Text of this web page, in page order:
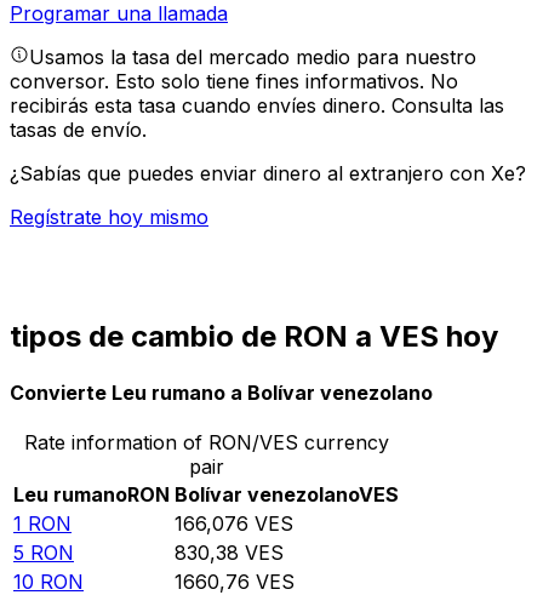
Programar una llamada
Usamos la tasa del mercado medio para nuestro
conversor. Esto solo tiene fines informativos. No
recibirás esta tasa cuando envíes dinero. Consulta las
tasas de envío.
¿Sabías que puedes enviar dinero al extranjero con Xe?
Regístrate hoy mismo
tipos de cambio de RON a VES hoy
Convierte Leu rumano a Bolívar venezolano
Rate information of RON/VES currency
pair
Leu rumanoRON Bolívar venezolanoVES
1 RON 166,076 VES
5 RON 830,38 VES
10 RON 1660,76 VES